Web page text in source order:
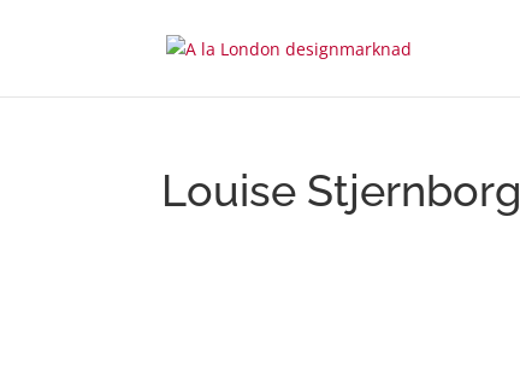
Louise Stjernborg